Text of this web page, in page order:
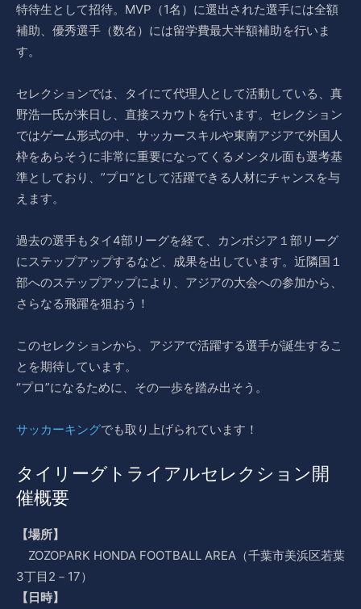
特待生として招待。MVP（1名）に選出された選手には全額
補助、優秀選手（数名）には留学費最大半額補助を行いま
す。
セレクションでは、タイにて代理人として活動している、真
野浩一氏が来日し、直接スカウトを行います。セレクション
ではゲーム形式の中、サッカースキルや東南アジアで外国人
枠をあらそうに非常に重要になってくるメンタル面も選考基
準としており、”プロ”として活躍できる人材にチャンスを与
えます。
過去の選手もタイ4部リーグを経て、カンボジア１部リーグ
にステップアップするなど、成果を出しています。近隣国１
部へのステップアップにより、アジアの大会への参加から、
さらなる飛躍を狙おう！
このセレクションから、アジアで活躍する選手が誕生するこ
とを期待しています。
“プロ”になるために、その一歩を踏み出そう。
サッカーキングでも取り上げられています！
タイリーグトライアルセレクション開
催概要
【場所】
ZOZOPARK HONDA FOOTBALL AREA（千葉市美浜区若葉
3丁目2－17）
【日時】